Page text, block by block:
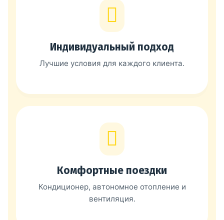
Индивидуальный подход
Лучшие условия для каждого клиента.
Комфортные поездки
Кондиционер, автономное отопление и
вентиляция.